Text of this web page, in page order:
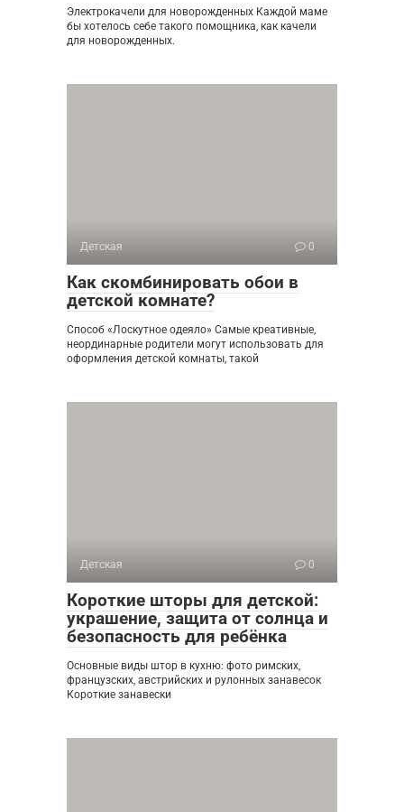
Электрокачели для новорожденных Каждой маме
бы хотелось себе такого помощника, как качели
для новорожденных.
Детская 0
Как скомбинировать обои в
детской комнате?
Способ «Лоскутное одеяло» Самые креативные,
неординарные родители могут использовать для
оформления детской комнаты, такой
Детская 0
Короткие шторы для детской:
украшение, защита от солнца и
безопасность для ребёнка
Основные виды штор в кухню: фото римских,
французских, австрийских и рулонных занавесок
Короткие занавески